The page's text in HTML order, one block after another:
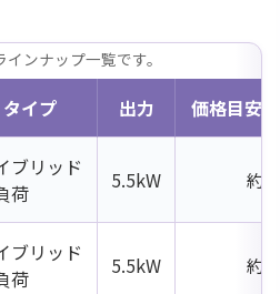
ンナップ一覧です。
タイプ 出力 価格目安
ブリッド
荷
5.5kW 約
ブリッド
荷
5.5kW 約